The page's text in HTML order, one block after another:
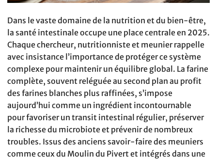
Dans le vaste domaine de la nutrition et du bien-être,
la santé intestinale occupe une place centrale en 2025.
Chaque chercheur, nutritionniste et meunier rappelle
avec insistance l’importance de protéger ce système
complexe pour maintenir un équilibre global. La farine
complète, souvent reléguée au second plan au profit
des farines blanches plus raffinées, s’impose
aujourd’hui comme un ingrédient incontournable
pour favoriser un transit intestinal régulier, préserver
la richesse du microbiote et prévenir de nombreux
troubles. Issus des anciens savoir-faire des meuniers
comme ceux du Moulin du Pivert et intégrés dans une